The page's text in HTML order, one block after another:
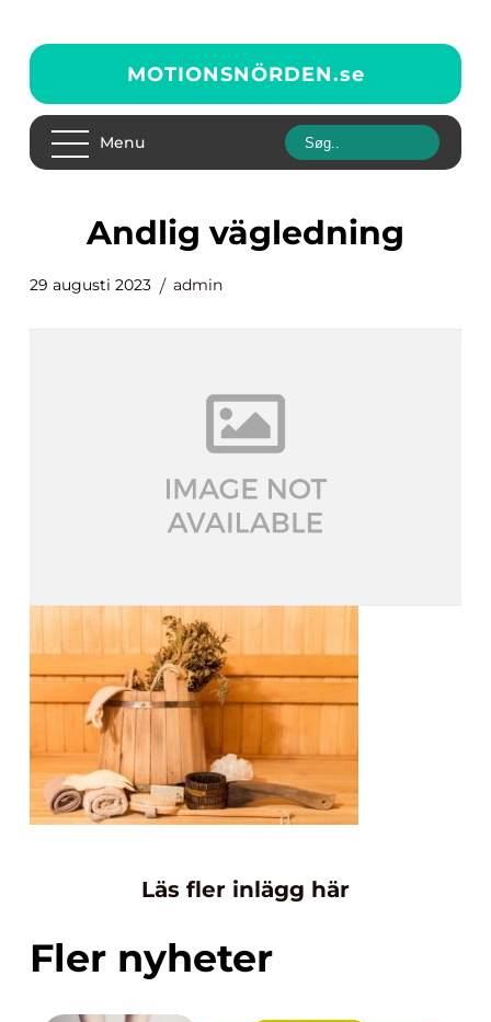
MOTIONSNÖRDEN.se
Menu
andlig vägledning
29 augusti 2023 admin
Läs fler inlägg här
Fler nyheter